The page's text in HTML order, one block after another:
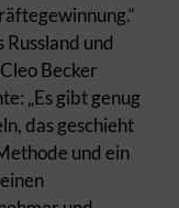
und
Becker
„Es gibt genug
das geschieht
und ein